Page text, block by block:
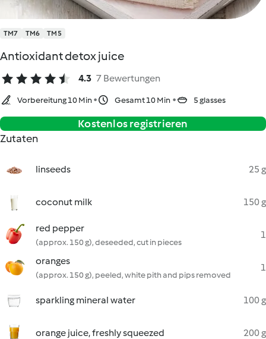
TM7 TM6 TM5
Antioxidant detox juice
4.3 7 Bewertungen
Vorbereitung 10 Min Gesamt 10 Min 5 glasses
Kostenlos registrieren
Zutaten
linseeds 25 g
coconut milk 150 g
red pepper
(approx. 150 g), deseeded, cut in pieces
1
oranges
(approx. 150 g), peeled, white pith and pips removed
1
sparkling mineral water 100 g
orange juice, freshly squeezed 200 g